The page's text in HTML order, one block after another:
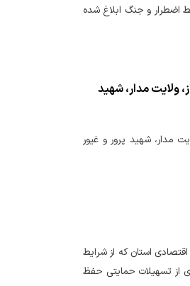
اضطرار و جنگ ابلاغ شده
ولایت مدار، شهید
مدار، شهید پرور و غیور
استان که از شرایط
نسبت به ثبت نام جهت بهره مندی از تسهیلات حمایتی حفظ